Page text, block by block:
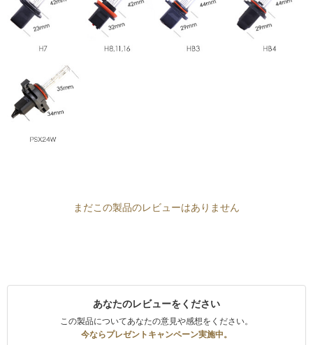
まだこの製品のレビューはありません
あなたのレビューをください
この製品についてあなたの意見や感想をください。
今ならプレゼントキャンペーン実施中。